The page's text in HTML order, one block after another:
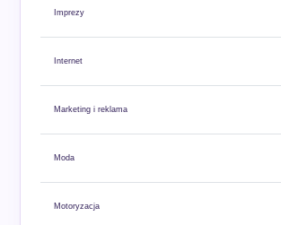
Imprezy
Internet
Marketing i reklama
Moda
Motoryzacja